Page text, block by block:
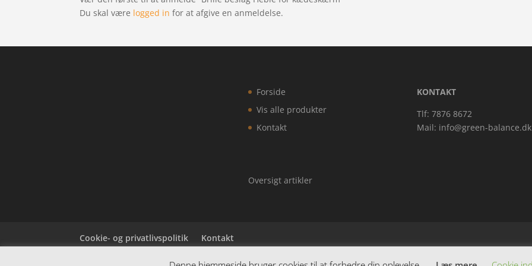
Du skal være logged in for at afgive en anmeldelse.
Forside
Vis alle produkter
Kontakt
Oversigt artikler
KONTAKT
Tlf: 7876 8672
Mail: info@green-balance.dk
Cookie- og privatlivspolitik Kontakt